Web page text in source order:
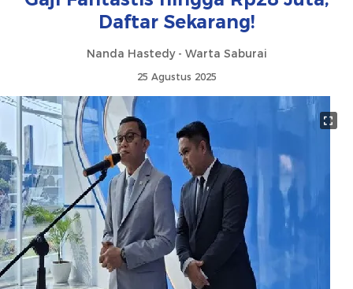
Daftar Sekarang!
Nanda Hastedy - Warta Saburai
25 Agustus 2025